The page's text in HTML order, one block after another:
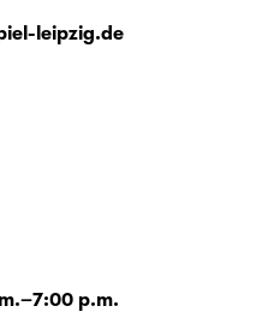
leipzig.de
p.m.